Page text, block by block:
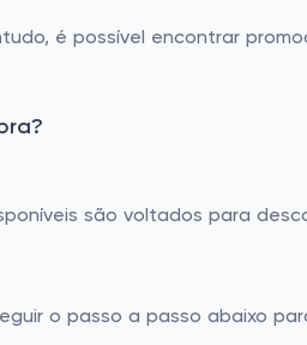
é possível encontrar
são voltados para
o passo a passo abaixo